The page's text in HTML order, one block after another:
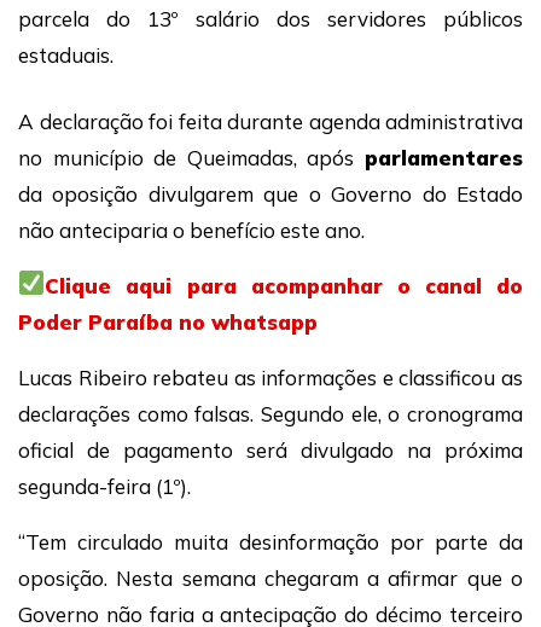
parcela do 13º salário dos servidores públicos
estaduais.
A declaração foi feita durante agenda administrativa
no município de Queimadas, após parlamentares
da oposição divulgarem que o Governo do Estado
não anteciparia o benefício este ano.
Clique aqui para acompanhar o canal do
Poder Paraíba no whatsapp
Lucas Ribeiro rebateu as informações e classificou as
declarações como falsas. Segundo ele, o cronograma
oficial de pagamento será divulgado na próxima
segunda-feira (1º).
“Tem circulado muita desinformação por parte da
oposição. Nesta semana chegaram a afirmar que o
Governo não faria a antecipação do décimo terceiro